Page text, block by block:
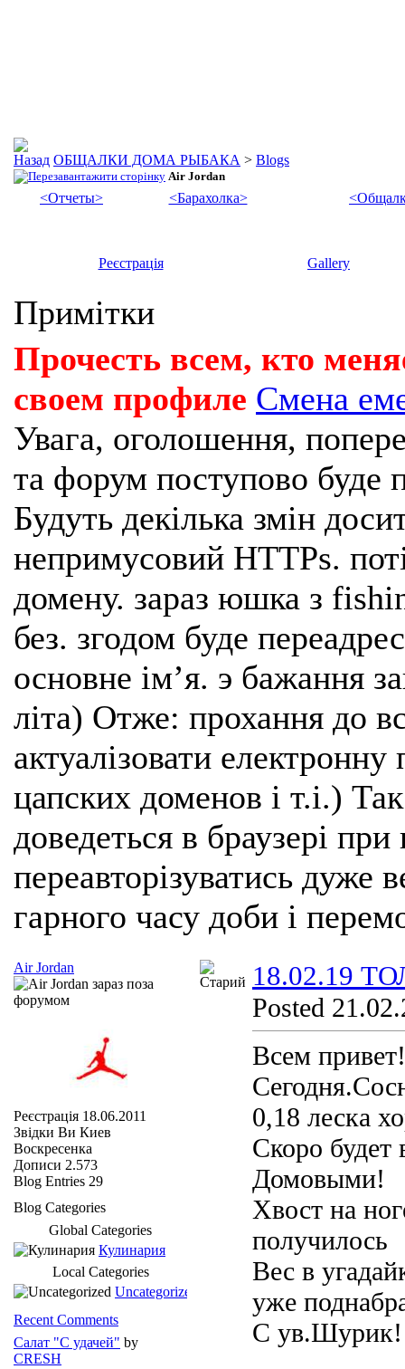
ОБЩАЛКИ ДОМА РЫБАКА > Blogs
Air Jordan
<Отчеты> <Барахолка>
Реєстрація Gallery
Примітки
Прочесть всем, кто
своем профиле Смена
Увага, оголошення,
та форум поступово буде
Будуть декілька змін
непримусовий HTTPs.
домену. зараз юшка з
без. згодом буде
основне імʼя. э бажання
літа) Отже: прохання до
актуалізовати
цапских доменов і т.і.)
доведеться в браузері
переавторізуватись
гарного часу доби і
18.02.19
Posted
Всем привет!
0,18 леска
Скоро будет
Домовыми!
Хвост на
получилось
Вес в
уже
С ув.Шурик!
Air Jordan
Реєстрація 18.06.2011
Звідки Ви Киев
Воскресенка
Дописи 2.573
Blog Entries 29
Blog Categories
Global Categories
Кулинария
Local Categories
Uncategorized
Recent Comments
Салат "С удачей" by
CRESH